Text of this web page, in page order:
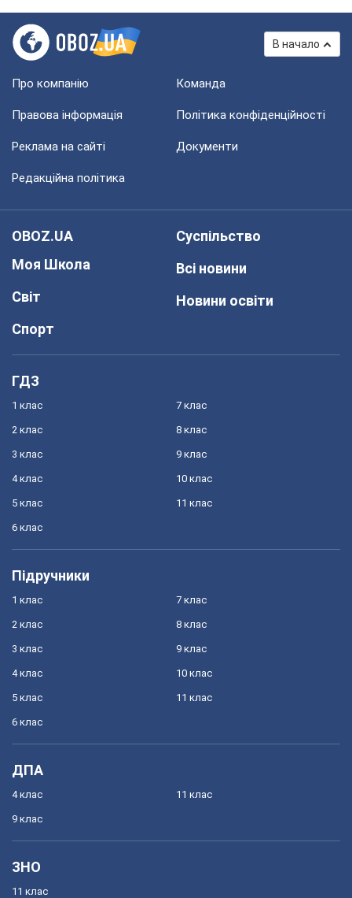
В начало
Про компанію Команда
Правова інформація Політика конфіденційності
Реклама на сайті Документи
Редакційна політика
OBOZ.UA
Моя Школа
Світ
Спорт
Суспільство
Всі новини
Новини освіти
ГДЗ
1 клас
2 клас
3 клас
4 клас
5 клас
6 клас
7 клас
8 клас
9 клас
10 клас
11 клас
Підручники
1 клас
2 клас
3 клас
4 клас
5 клас
6 клас
7 клас
8 клас
9 клас
10 клас
11 клас
ДПА
4 клас
9 клас
11 клас
ЗНО
11 клас